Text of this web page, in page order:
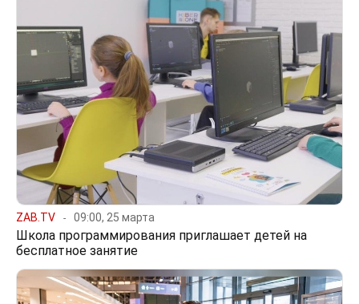
ZAB.TV 09:00, 25 марта
Школа программирования приглашает детей на
бесплатное занятие